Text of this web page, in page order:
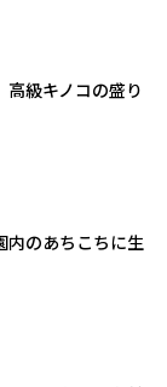
級キノコの盛り
内のあちこちに生